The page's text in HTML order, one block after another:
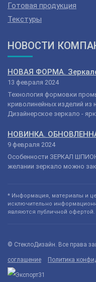
Готовая продукция
Текстуры
НОВОСТИ
НОВАЯ ФОРМА.
13 февраля 2024
Технология формовки
криволинейных изделий из
Дизайнерское зеркало -
НОВИНКА.
9 февраля 2024
Особенности ЗЕРКАЛ
желании зеркало можно
* Информация, материалы и
исключительно
являются публичной офертой.
© СтеклоДизайн. Все права
соглашение Политика